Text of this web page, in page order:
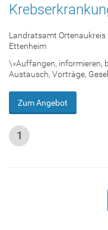
Landratsamt Ortenaukreis
Ettenheim
\«Auffangen, informieren,
Austausch, Vorträge,
Zum Angebot
1